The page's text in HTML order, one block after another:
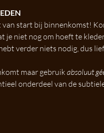
start bij binnenkomst!
je niet nog om hoeft te
verder niets nodig, dus
maar gebruik absoluut
onderdeel van de